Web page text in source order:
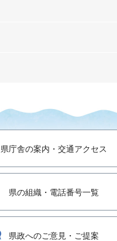
県庁舎の案内・交通アクセス
県の組織・電話番号一覧
県政へのご意見・ご提案